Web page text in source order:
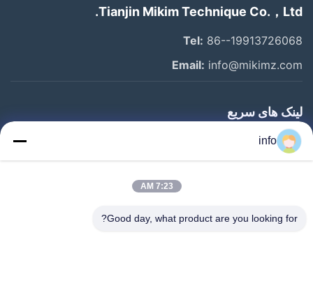
Tianjin Mikim Technique Co.，Ltd.
Tel: 86--19913726068
Email: info@mikimz.com
لینک های سریع
خانه
محصولات
درباره ما
info
7:23 AM
Good day, what product are you looking for?